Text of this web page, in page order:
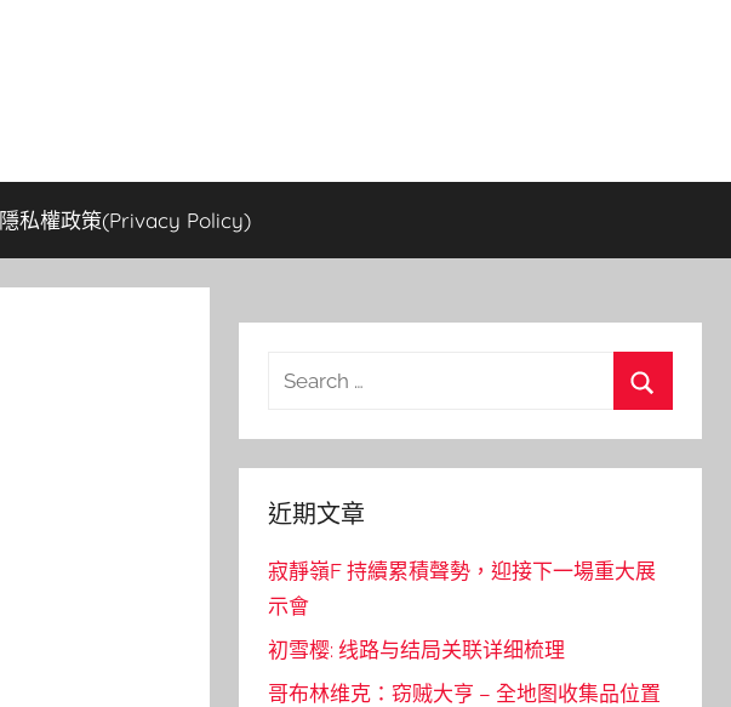
隱私權政策(Privacy Policy)
Search
近期文章
寂靜嶺F 持續累積聲勢，迎接下一場重大展
示會
初雪樱: 线路与结局关联详细梳理
哥布林维克：窃贼大亨 – 全地图收集品位置